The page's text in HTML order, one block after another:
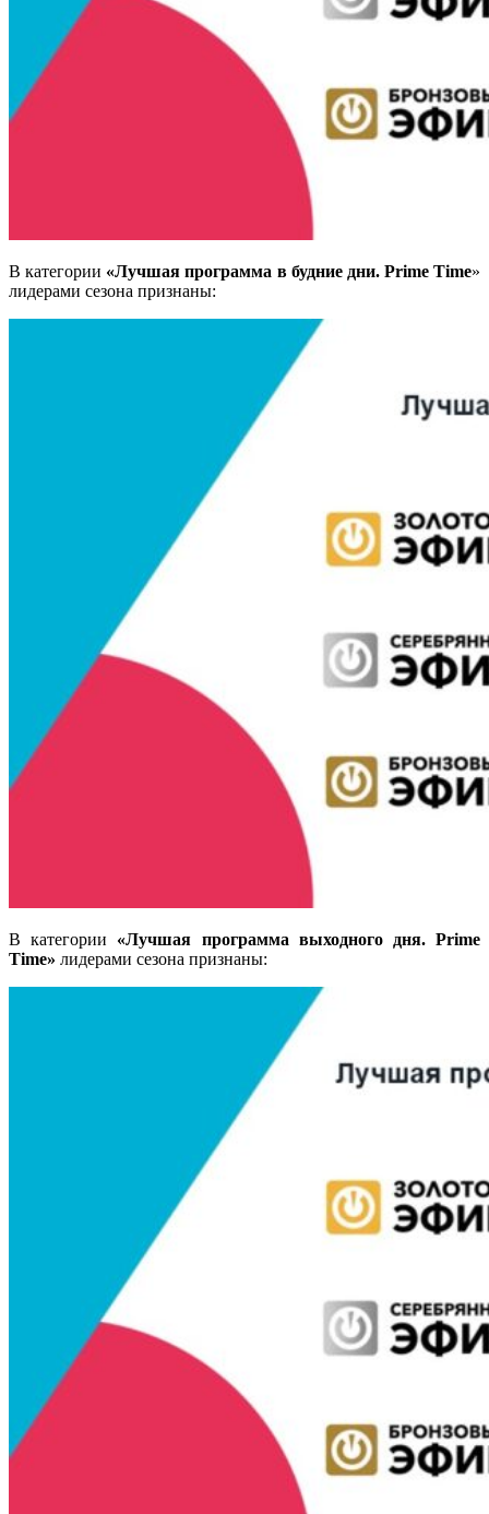
В категории «Лучшая программа в будние дни. Prime Time»
лидерами сезона признаны:
В категории «Лучшая программа выходного дня. Prime
Time» лидерами сезона признаны: